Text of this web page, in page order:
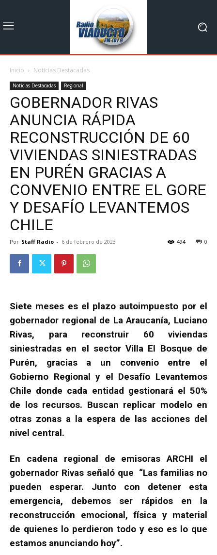
Inicio Noticias Destacadas
Noticias Destacadas Regional
GOBERNADOR RIVAS
ANUNCIA RÁPIDA
RECONSTRUCCIÓN DE 60
VIVIENDAS SINIESTRADAS
EN PURÉN GRACIAS A
CONVENIO ENTRE EL GORE
Y DESAFÍO LEVANTEMOS
CHILE
Por Staff Radio - 6 de febrero de 2023 0
494
Siete meses es el plazo autoimpuesto por el
gobernador regional de La Araucanía, Luciano
Rivas, para reconstruir 60 viviendas
siniestradas en el sector Villa El Bosque de
Purén, gracias a un convenio entre el
Gobierno Regional y el Desafío Levantemos
Chile donde cada entidad gestionará el 50%
de los recursos. Buscan replicar modelo en
otras zonas a la espera de las acciones del
nivel central.
En cadena regional de emisoras ARCHI el
gobernador Rivas señaló que “Las familias no
pueden esperar. Junto con detener esta
emergencia, debemos ser rápidos en la
reconstrucción emocional, física y material
de quienes lo perdieron todo y eso es lo que
estamos anunciando hoy”.